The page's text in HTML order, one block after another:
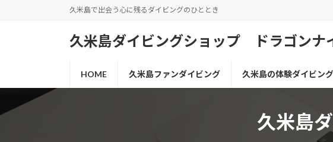
久米島で出会う心に残るダイビングのひととき
久米島ダイビングショップ ドラゴンナ
HOME 久米島ファンダイビング 久米島の体験ダイビング
久米島